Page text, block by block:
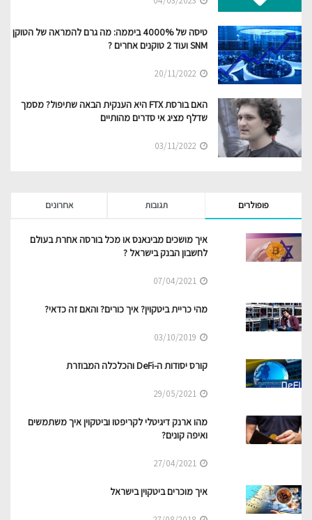
טיסה של 4000% ביממה: מה גרם להמראה של הטוקן
SNM ועוד 2 טוקנים אחרים ?
האם בורסת FTX היא הענקית הבאה שתיפול? מסמך
שדלף מציג אי סדרים מהותיים
פופולרים תגובות אחרונים
איך מושכים מבינאנס או מכל בורסה אחרת בעולם
לחשבון הבנק בישראל ?
מהי כריית ביטקוין? איך כורים? והאם זה כדאי?
קורס יסודות ה-DeFi והכלכלה המבוזרת
מהו ארנק דיגיטלי לקריפטו וביטקוין איך משתמשים
ואיפה קונים?
איך מוכרים ביטקוין בישראל